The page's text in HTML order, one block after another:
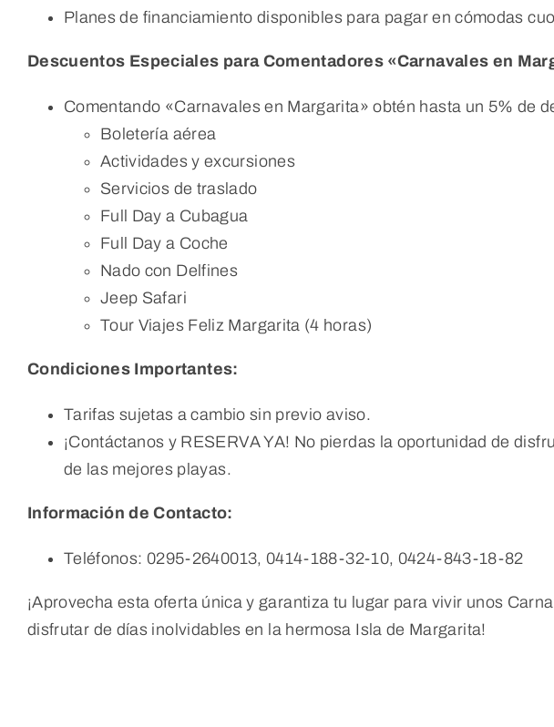
Planes de financiamiento disponibles para pagar en cómodas
Descuentos Especiales para Comentadores «Carnavales en
Comentando «Carnavales en Margarita» obtén hasta un 5% de
Boletería aérea
Actividades y excursiones
Servicios de traslado
Full Day a Cubagua
Full Day a Coche
Nado con Delfines
Jeep Safari
Tour Viajes Feliz Margarita (4 horas)
Condiciones Importantes:
Tarifas sujetas a cambio sin previo aviso.
¡Contáctanos y RESERVA YA! No pierdas la oportunidad de
de las mejores playas.
Información de Contacto:
Teléfonos: 0295-2640013, 0414-188-32-10, 0424-843-18-82
¡Aprovecha esta oferta única y garantiza tu lugar para vivir unos
disfrutar de días inolvidables en la hermosa Isla de Margarita!